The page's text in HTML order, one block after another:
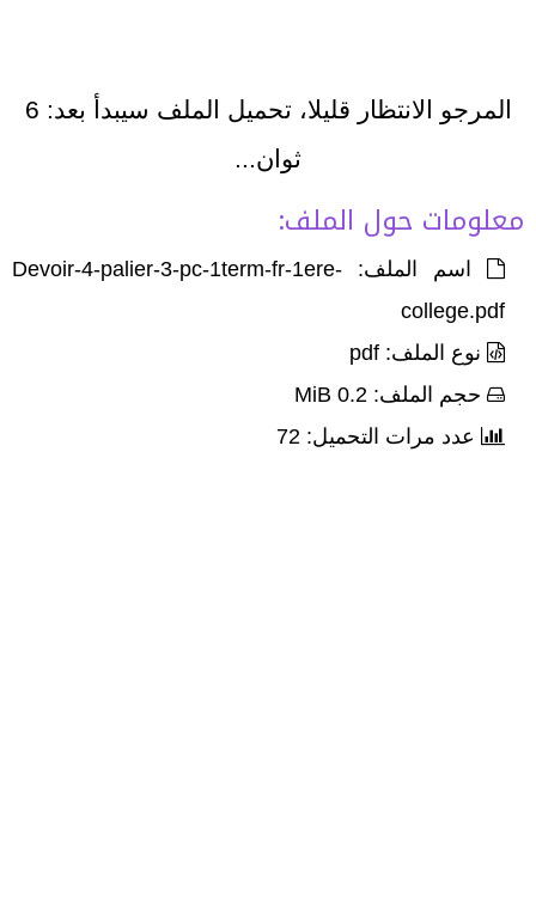
المرجو الانتظار قليلا، تحميل الملف سيبدأ بعد: 6
ثوان...
معلومات حول الملف:
اسم الملف: Devoir-4-palier-3-pc-1term-fr-1ere-
college.pdf
نوع الملف: pdf
حجم الملف: 0.2 MiB
عدد مرات التحميل: 72